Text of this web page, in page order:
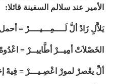
الأمير عند سلالم السفينة قائلا:
يَلاَّلِ زَادْ ألَّ لَــــمِـــيــــرْ = أحمل
الخَصْلاَتْ أمِيــرْ أطَّاييــرْ =
ألِّ يعْصرْ لمورْ اعْصِـيـــرْ = فِيهْ